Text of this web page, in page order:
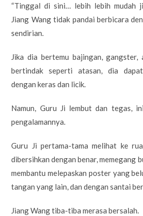
“Tinggal di sini… lebih lebih mudah
Jiang Wang tidak pandai berbicara
sendirian.
Jika dia bertemu bajingan, gangster,
bertindak seperti atasan, dia
dengan keras dan licik.
Namun, Guru Ji lembut dan tegas,
pengalamannya.
Guru Ji pertama-tama melihat ke
dibersihkan dengan benar, memegang
membantu melepaskan poster yang
tangan yang lain, dan dengan santai
Jiang Wang tiba-tiba merasa bersalah.